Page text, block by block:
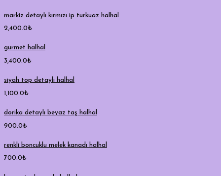
markiz detaylı kırmızı ip turkuaz halhal
2,400.0₺
gurmet halhal
3,400.0₺
siyah top detaylı halhal
1,100.0₺
dorika detaylı beyaz taş halhal
900.0₺
renkli boncuklu melek kanadı halhal
700.0₺